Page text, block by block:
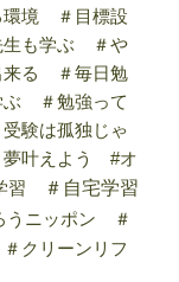
境 ＃目標設
も学ぶ ＃や
来る ＃毎日勉
＃勉強って
験は孤独じゃ
叶えよう #オ
習
＃自宅学習
うニッポン ＃
クリーンリフ